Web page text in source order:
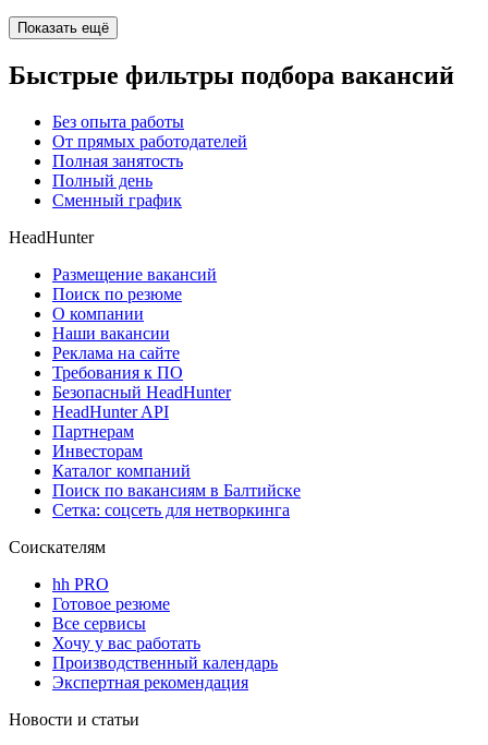
Показать ещё
Быстрые фильтры подбора вакансий
Без опыта работы
От прямых работодателей
Полная занятость
Полный день
Сменный график
HeadHunter
Размещение вакансий
Поиск по резюме
О компании
Наши вакансии
Реклама на сайте
Требования к ПО
Безопасный HeadHunter
HeadHunter API
Партнерам
Инвесторам
Каталог компаний
Поиск по вакансиям в Балтийске
Сетка: соцсеть для нетворкинга
Соискателям
hh PRO
Готовое резюме
Все сервисы
Хочу у вас работать
Производственный календарь
Экспертная рекомендация
Новости и статьи